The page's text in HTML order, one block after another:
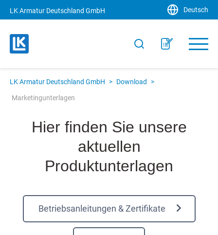
LK Armatur Deutschland GmbH Deutsch
LK Armatur Deutschland GmbH > Download >
Marketingunterlagen
Hier finden Sie unsere
aktuellen
Produktunterlagen
Betriebsanleitungen & Zertifikate